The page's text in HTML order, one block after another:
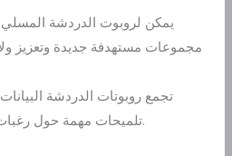
يمكن لروبوت الدردشة
مجموعات مستهدفة جديدة وتعزيز
تجمع روبوتات الدردشة
تلميحات مهمة حول رغبات المعجبين أو العملاء.